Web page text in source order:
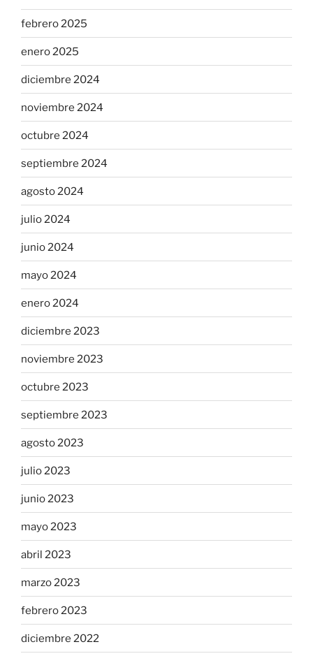
febrero 2025
enero 2025
diciembre 2024
noviembre 2024
octubre 2024
septiembre 2024
agosto 2024
julio 2024
junio 2024
mayo 2024
enero 2024
diciembre 2023
noviembre 2023
octubre 2023
septiembre 2023
agosto 2023
julio 2023
junio 2023
mayo 2023
abril 2023
marzo 2023
febrero 2023
diciembre 2022